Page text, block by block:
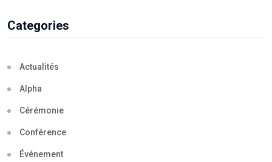
Categories
Actualités
Alpha
Cérémonie
Conférence
Événement